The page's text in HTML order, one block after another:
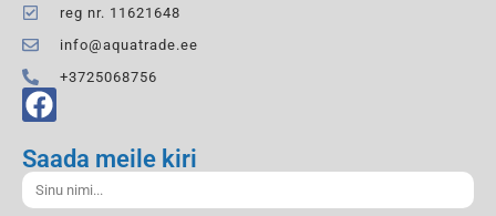
reg nr. 11621648
info@aquatrade.ee
+3725068756
Saada meile kiri